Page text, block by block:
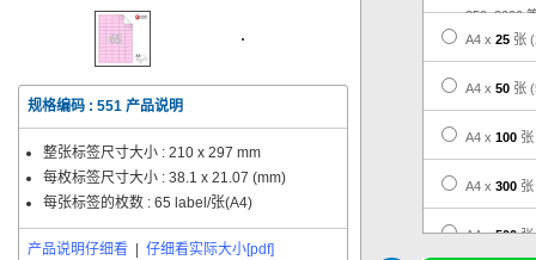
规格编码 : 551 产品说明
整张标签尺寸大小 : 210 x 297 mm
每枚标签尺寸大小 : 38.1 x 21.07 (mm)
每张标签的枚数 : 65 label/张(A4)
产品说明仔细看 仔细看实际大小[pdf]
350, 2000
A4 x 25 张
A4 x 50 张
A4 x 100 张
A4 x 300 张
A4 x500张